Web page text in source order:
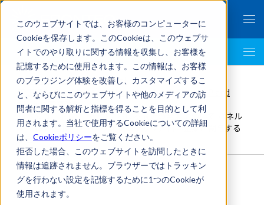
このウェブサイトでは、お客様のコンピューターに
Cookieを保存します。このCookieは、このウェブサ
イトでのやり取りに関する情報を収集し、お客様を
記憶するために使用されます。この情報は、お客様
のブラウジング体験を改善し、カスタマイズするこ
と、ならびにこのウェブサイトや他のメディアの訪
問者に関する解析と指標を得ることを目的として利
用されます。当社で使用するCookieについての詳細
は、 Cookieポリシーをご覧ください。
拒否した場合、このウェブサイトを訪問したときに
情報は追跡されません。ブラウザーではトラッキン
グを行わない設定を記憶するために1つのCookieが
使用されます。
LegalTech AI Top
FRONTEO Legal Link Portal >
不正調査,Skadden Arps Slate Meagher & Flom LLP and
Affiliat,国際法務 >
日本のコーポレート分野における最近の発展について パネル
III クロス・ボーダー・フォレンジック／日本企業が関与する
訴訟